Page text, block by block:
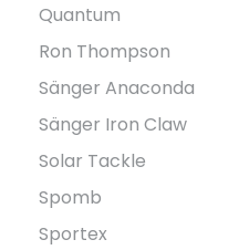
Quantum
Ron Thompson
Sänger Anaconda
Sänger Iron Claw
Solar Tackle
Spomb
Sportex